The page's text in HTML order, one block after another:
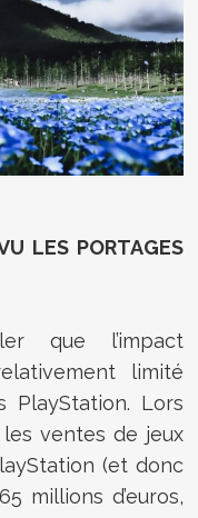
LES PORTAGES
que l’impact
limité
PlayStation. Lors
les ventes de jeux
(et donc
millions d’euros,